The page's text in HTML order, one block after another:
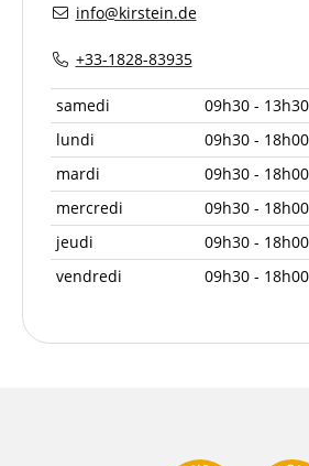
info@kirstein.de
+33-1828-83935
samedi
09h30 - 13h30
lundi
09h30 - 18h00
mardi
09h30 - 18h00
mercredi
09h30 - 18h00
jeudi
09h30 - 18h00
vendredi
09h30 - 18h00